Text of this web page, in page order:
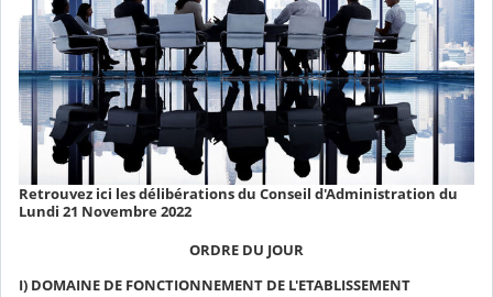
Retrouvez ici les délibérations du Conseil d'Administration du
Lundi 21 Novembre 2022
ORDRE DU JOUR
I) DOMAINE DE FONCTIONNEMENT DE L'ETABLISSEMENT